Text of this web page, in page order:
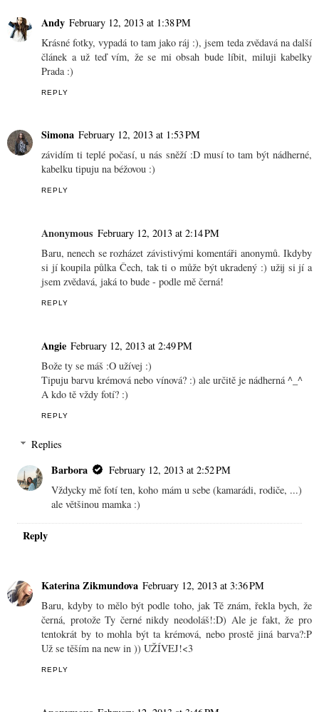
Andy February 12, 2013 at 1:38 PM
Krásné fotky, vypadá to tam jako ráj :), jsem teda zvědavá na další
článek a už teď vím, že se mi obsah bude líbit, miluji kabelky
Prada :)
REPLY
Simona February 12, 2013 at 1:53 PM
závidím ti teplé počasí, u nás sněží :D musí to tam být nádherné,
kabelku tipuju na béžovou :)
REPLY
Anonymous February 12, 2013 at 2:14 PM
Baru, nenech se rozházet závistivými komentáři anonymů. Ikdyby
si jí koupila půlka Čech, tak ti o může být ukradený :) užij si jí a
jsem zvědavá, jaká to bude - podle mě černá!
REPLY
Angie February 12, 2013 at 2:49 PM
Bože ty se máš :O užívej :)
Tipuju barvu krémová nebo vínová? :) ale určitě je nádherná ^_^
A kdo tě vždy fotí? :)
REPLY
Replies
Barbora
February 12, 2013 at 2:52 PM
Vždycky mě fotí ten, koho mám u sebe (kamarádi, rodiče, ...)
ale většinou mamka :)
Reply
Katerina Zikmundova February 12, 2013 at 3:36 PM
Baru, kdyby to mělo být podle toho, jak Tě znám, řekla bych, že
černá, protože Ty černé nikdy neodoláš!:D) Ale je fakt, že pro
tentokrát by to mohla být ta krémová, nebo prostě jiná barva?:P
Už se těším na new in )) UŽÍVEJ!<3
REPLY